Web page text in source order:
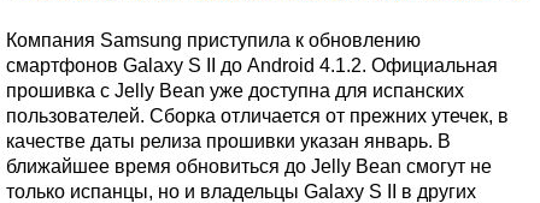
Компания Samsung приступила к обновлению
смартфонов Galaxy S II до Android 4.1.2. Официальная
прошивка с Jelly Bean уже доступна для испанских
пользователей. Сборка отличается от прежних утечек, в
качестве даты релиза прошивки указан январь. В
ближайшее время обновиться до Jelly Bean смогут не
только испанцы, но и владельцы Galaxy S II в других